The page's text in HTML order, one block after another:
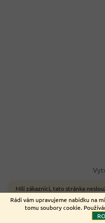
Rádi vám upravujeme nabídku na
tomu soubory cookie.
Milí zákazníci, tato stránka
zboží on-line využijte naše
Děkujeme.
Copyright 2026